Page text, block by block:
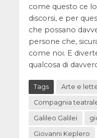
come questo ce
discorsi, e per
che possano
persone che,
come noi. E
qualcosa di
Tags Arte e
Compagnia
Galileo Galilei
Giovanni Keplero